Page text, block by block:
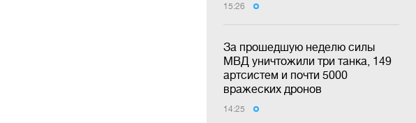
15:26
За прошедшую неделю силы
МВД уничтожили три танка, 149
артсистем и почти 5000
вражеских дронов
14:25